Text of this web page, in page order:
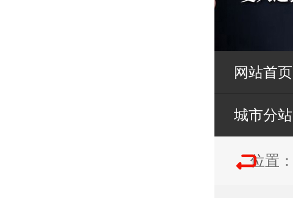
网站首页
城市分站
位置：